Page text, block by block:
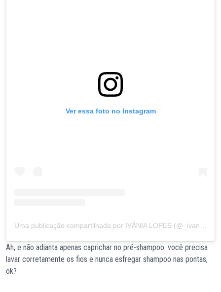
Ver essa foto no Instagram
Ah, e não adianta apenas caprichar no pré-shampoo: você precisa
lavar corretamente os fios e nunca esfregar shampoo nas pontas,
ok?